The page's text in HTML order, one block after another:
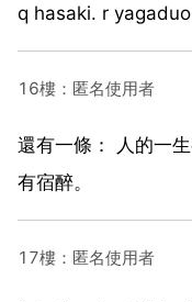
q hasaki. r
16樓：匿名使用者
還有一條： 人的一
有宿醉。
17樓：匿名使用者